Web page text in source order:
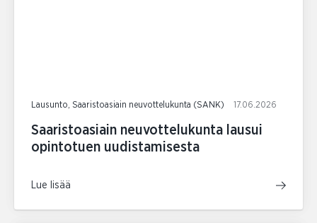
Lausunto, Saaristoasiain neuvottelukunta (SANK) 17.06.2026
Saaristoasiain neuvottelukunta lausui
opintotuen uudistamisesta
Lue lisää